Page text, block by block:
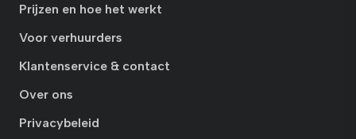
Prijzen en hoe het werkt
Voor verhuurders
Klantenservice & contact
Over ons
Privacybeleid